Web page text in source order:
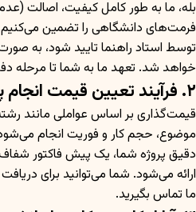
بله، ما به طور کامل کیفیت، اصالت
فرمت‌های دانشگاهی را تضمین
توسط استاد راهنما تایید شود، به
خواهد شد. تعهد ما به شما تا مرحله دفاع
۲. فرآیند تعیین قیمت انجام پایان نامه چگونه است؟
قیمت‌گذاری بر اساس عواملی مانند
موضوع، حجم کار و فوریت انجام
دقیق پروژه شما، یک پیش فاکتور
ارائه می‌شود. شما می‌توانید برای
ما تماس بگیرید.